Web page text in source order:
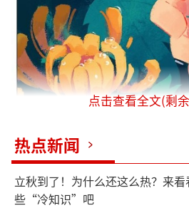
点击查看全文(剩余
热点新闻
立秋到了！为什么还这么热？来看
些“冷知识”吧